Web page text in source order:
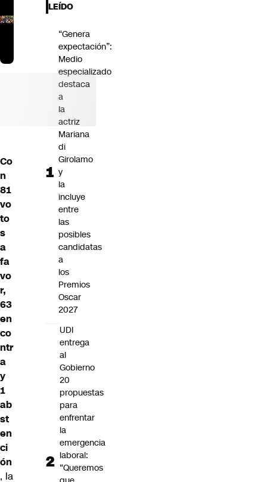
Co
n
81
vo
to
s
a
fa
vo
r,
63
en
co
ntr
a
y
1
ab
st
en
ci
ón
, la
LEÍDO
“Genera
expectación”:
Medio
especializado
destaca
a
la
actriz
Mariana
di
Girolamo
y
la
incluye
entre
las
posibles
candidatas
a
los
Premios
Oscar
2027
UDI
entrega
al
Gobierno
20
propuestas
para
enfrentar
la
emergencia
laboral:
“Queremos